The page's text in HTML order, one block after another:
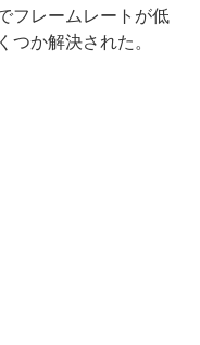
フレームレートが低
つか解決された。